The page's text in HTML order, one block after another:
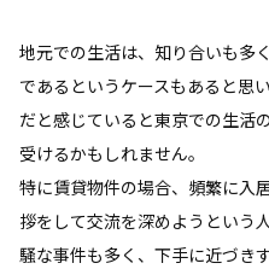
地元での生活は、知り合いも多
であるというケースもあると思
だと感じていると東京での生活
受けるかもしれません。
特に賃貸物件の場合、頻繁に入
拶をして交流を深めようという
騒な事件も多く、下手に近づき